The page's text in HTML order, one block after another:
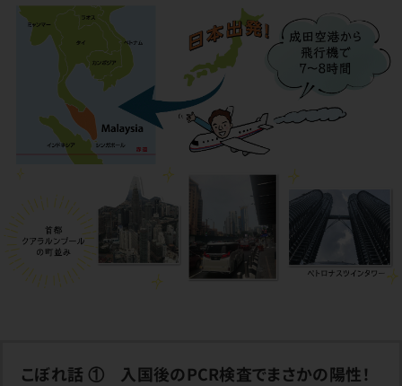
こぼれ話 ① 入国後のPCR検査でまさかの陽性！